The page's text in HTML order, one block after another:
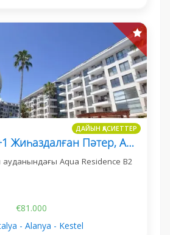
ДАЙЫН ҚАСИЕТТЕР
Кестелдегі 1+1 Жиһаздалған Пәтер, Aqua Residence B2
ауданындағы Aqua Residence B2
€81.000
- Alanya - Kestel